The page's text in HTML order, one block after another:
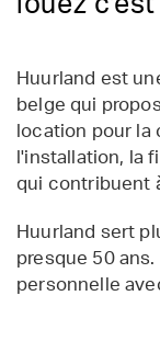
Huurland est
belge qui
location pour la
l'installation, la
qui contribuent
Huurland sert
presque 50
personnelle